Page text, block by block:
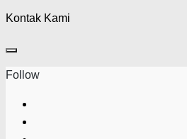
Kontak Kami
Follow